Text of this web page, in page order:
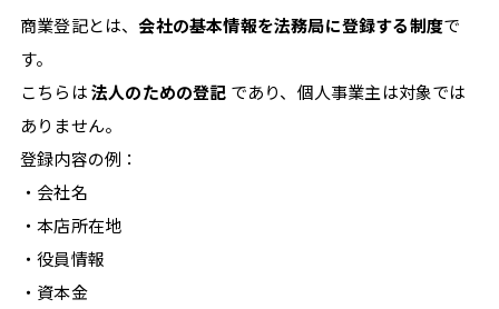
商業登記とは、会社の基本情報を法務局に登録する制度で
す。
こちらは法人のための登記 であり、個人事業主は対象では
ありません。
登録内容の例：
・会社名
・本店所在地
・役員情報
・資本金